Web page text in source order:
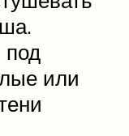
под
или